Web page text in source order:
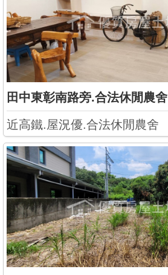
田中東彰南路旁.合法休閒農舍
近高鐵.屋況優.合法休閒農舍